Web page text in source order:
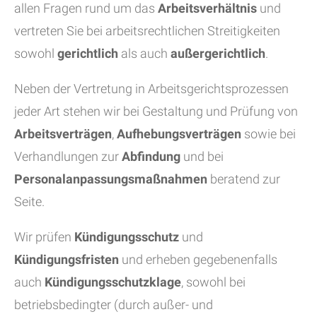
allen Fragen rund um das Arbeitsverhältnis und
vertreten Sie bei arbeitsrechtlichen Streitigkeiten
sowohl gerichtlich als auch außergerichtlich
Neben der Vertretung in Arbeitsgerichtsprozessen
jeder Art stehen wir bei Gestaltung und Prüfung von
Arbeitsverträgen,Aufhebungsverträgen sowie bei
Verhandlungen zurAbfindung und bei
Personalanpassungsmaßnahmen beratend zur
Seite.
Wir prüfen Kündigungsschutz und
Kündigungsfristen und erheben gegebenenfalls
auch Kündigungsschutzklage, sowohl bei
betriebsbedingter (durch außer- und